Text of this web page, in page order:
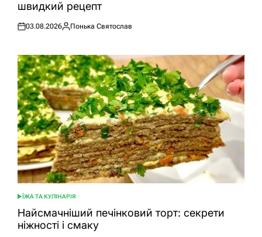
швидкий рецепт
Оприлюднено
03.08.2026
Опубліковано
Понька Святослав
ОПУБЛІКУВАТИ
У
ЇЖА ТА КУЛІНАРІЯ
Найсмачніший печінковий торт: секрети
ніжності і смаку